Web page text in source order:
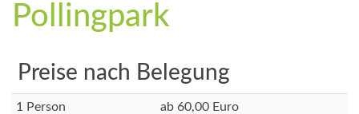
Pollingpark
Preise nach Belegung
1 Person ab 60,00 Euro